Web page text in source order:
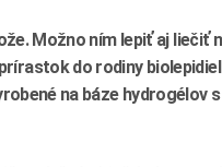
Možno ním lepiť aj
do rodiny
na báze hydrogélov